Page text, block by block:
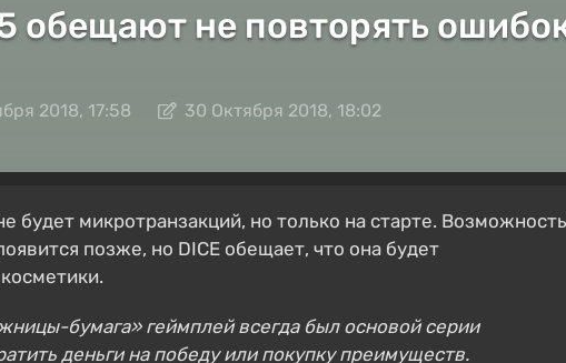
обещают не повторять
2018, 17:58 30 Октября 2018, 18:02
будет микротранзакций, но только на старте. Возможность
позже, но DICE обещает, что она будет
бумага» геймплей всегда был основой серии
деньги на победу или покупку преимуществ.